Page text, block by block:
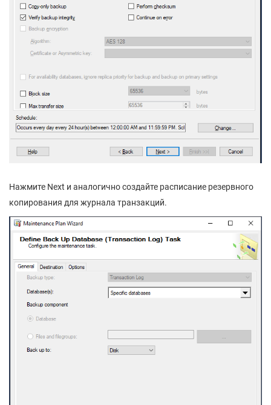
Нажмите Next и аналогично создайте расписание резервного
копирования для журнала транзакций.